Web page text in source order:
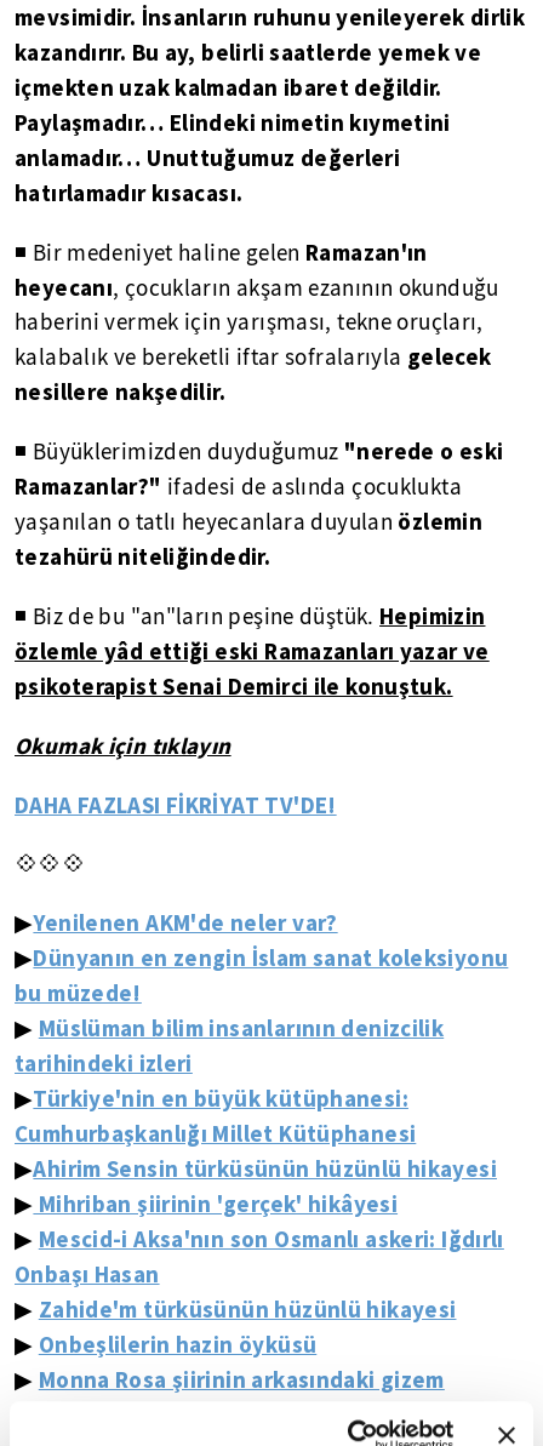
mevsimidir. İnsanların ruhunu yenileyerek dirlik
kazandırır. Bu ay, belirli saatlerde yemek ve
içmekten uzak kalmadan ibaret değildir.
Paylaşmadır… Elindeki nimetin kıymetini
anlamadır… Unuttuğumuz değerleri
hatırlamadır kısacası.
◾ Bir medeniyet haline gelen Ramazan'ın
heyecanı, çocukların akşam ezanının okunduğu
haberini vermek için yarışması, tekne oruçları,
kalabalık ve bereketli iftar sofralarıyla gelecek
nesillere nakşedilir.
◾ Büyüklerimizden duyduğumuz "nerede o eski
Ramazanlar?" ifadesi de aslında çocuklukta
yaşanılan o tatlı heyecanlara duyulan özlemin
tezahürü niteliğindedir.
◾ Biz de bu "an"ların peşine düştük. Hepimizin
özlemle yâd ettiği eski Ramazanları yazar ve
psikoterapist Senai Demirci ile konuştuk.
Okumak için tıklayın
DAHA FAZLASI FİKRİYAT TV'DE!
💠💠💠
▶Yenilenen AKM'de neler var?
▶Dünyanın en zengin İslam sanat koleksiyonu
bu müzede!
▶ Müslüman bilim insanlarının denizcilik
tarihindeki izleri
▶Türkiye'nin en büyük kütüphanesi:
Cumhurbaşkanlığı Millet Kütüphanesi
▶Ahirim Sensin türküsünün hüzünlü hikayesi
▶ Mihriban şiirinin 'gerçek' hikâyesi
▶ Mescid-i Aksa'nın son Osmanlı askeri: Iğdırlı
Onbaşı Hasan
▶ Zahide'm türküsünün hüzünlü hikayesi
▶ Onbeşlilerin hazin öyküsü
▶ Monna Rosa şiirinin arkasındaki gizem